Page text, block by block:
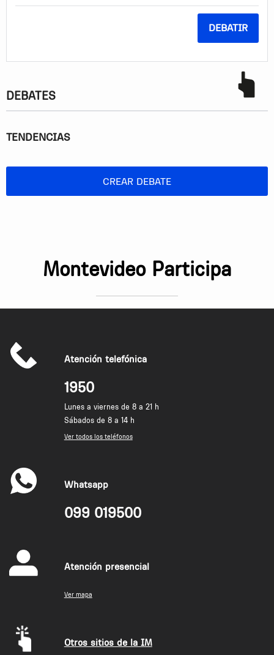
Espero que esta idea pueda tenerse en cuenta.
DEBATIR
DEBATES
TENDENCIAS
CREAR DEBATE
Montevideo Participa
Atención telefónica
1950
Lunes a viernes de 8 a 21 h
Sábados de 8 a 14 h
Ver todos los teléfonos
Whatsapp
099 019500
Atención presencial
Ver mapa
Otros sitios de la IM